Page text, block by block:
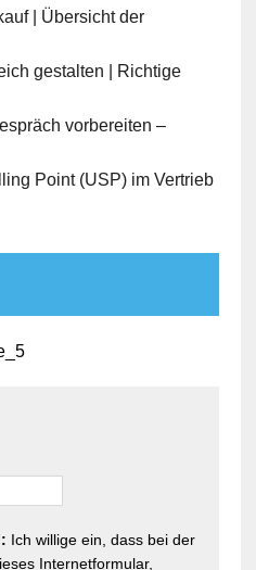
| Übersicht der
gestalten | Richtige
vorbereiten –
Point (USP) im Vertrieb
Ich willige ein, dass bei der
Internetformular,